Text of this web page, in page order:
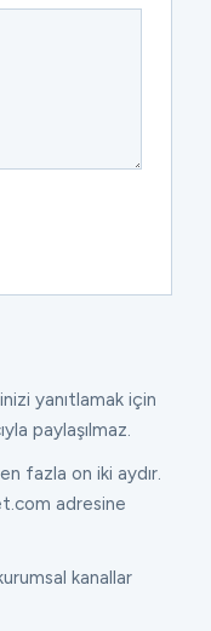
yanıtlamak için
paylaşılmaz.
fazla on iki aydır.
adresine
kanallar